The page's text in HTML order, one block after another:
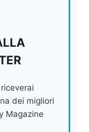
dei migliori
Magazine